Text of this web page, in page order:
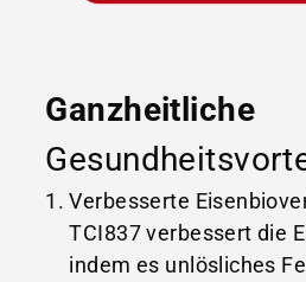
Ganzheitliche
Verbesserte
TCI837 verbessert die
indem es unlösliches